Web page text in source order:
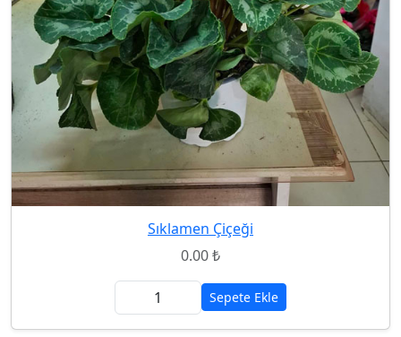
Sıklamen Çiçeği
0.00 ₺
Sepete Ekle